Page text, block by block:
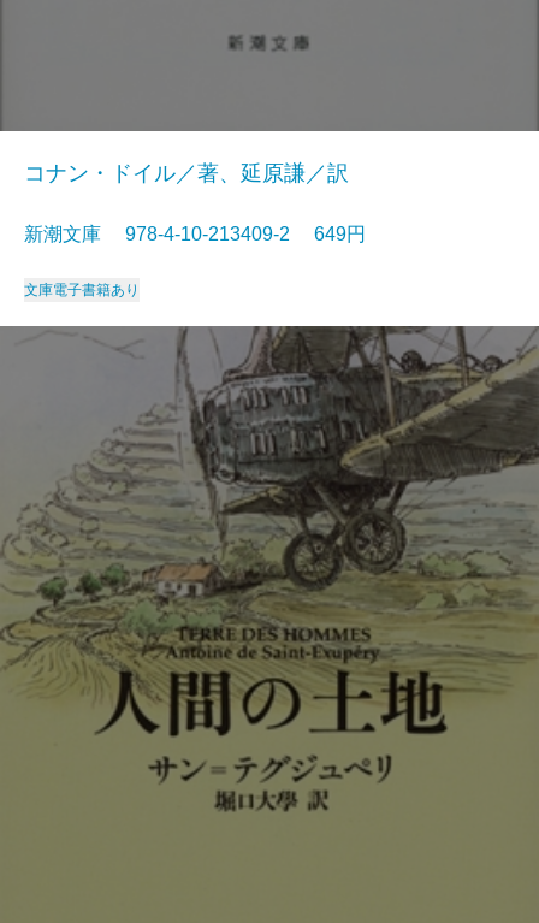
コナン・ドイル／著、延原謙／訳
新潮文庫 978-4-10-213409-2 649円
文庫電子書籍あり